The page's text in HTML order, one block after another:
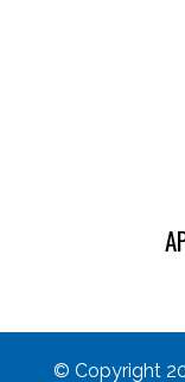
© Copyright